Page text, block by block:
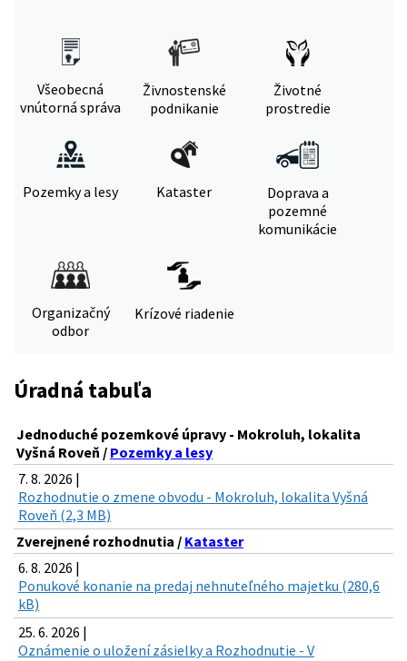
Všeobecná
vnútorná správa
Živnostenské
podnikanie
Životné
prostredie
Pozemky a lesy Kataster
Doprava a
pozemné
komunikácie
Organizačný
odbor
Krízové riadenie
Úradná tabuľa
Jednoduché pozemkové úpravy - Mokroluh, lokalita
Vyšná Roveň / Pozemky a lesy
7. 8. 2026 |
Rozhodnutie o zmene obvodu - Mokroluh, lokalita Vyšná
Roveň (2,3 MB)
Zverejnené rozhodnutia / Kataster
6. 8. 2026 |
Ponukové konanie na predaj nehnuteľného majetku (280,6
kB)
25. 6. 2026 |
Oznámenie o uložení zásielky a Rozhodnutie - V